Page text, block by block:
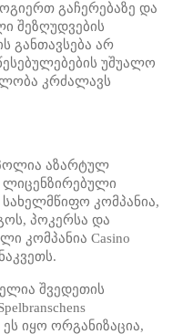
გაჩერებაზე და
შეზღუდვების
განთავსება არ
უშუალო
კრძალავს
აზარტულ
ლიცენზირებული
სახელმწიფო კომპანია,
პოკერსა და
კომპანია Casino
შვედეთის
იყო ორგანიზაცია,